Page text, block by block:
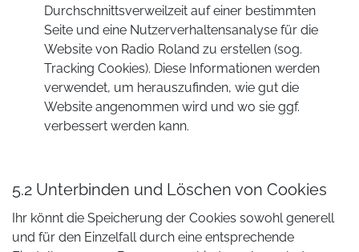
Durchschnittsverweilzeit auf einer bestimmten
Seite und eine Nutzerverhaltensanalyse für die
Website von Radio Roland zu erstellen (sog.
Tracking Cookies). Diese Informationen werden
verwendet, um herauszufinden, wie gut die
Website angenommen wird und wo sie ggf.
verbessert werden kann.
5.2 Unterbinden und Löschen von Cookies
Ihr könnt die Speicherung der Cookies sowohl generell
und für den Einzelfall durch eine entsprechende